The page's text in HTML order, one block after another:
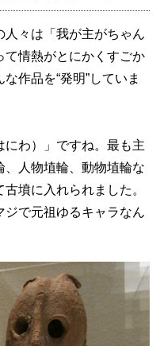
々は「我が主がちゃん
て情熱がとにかくすごか
作品を“発明”していま
わ）」ですね。最も主
人物埴輪、動物埴輪な
墳に入れられました。
ジで元祖ゆるキャラなん